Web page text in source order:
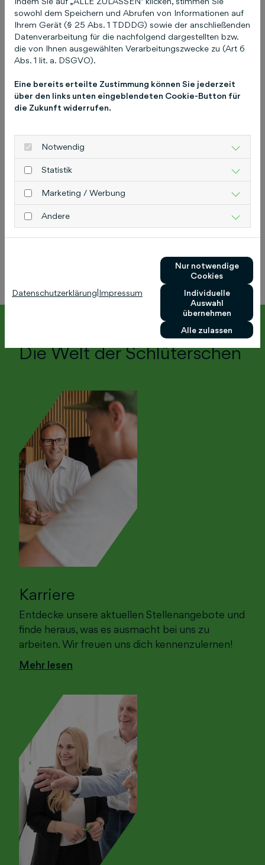
30173 Hannover
Telefon: 0511 8550-0
Telefax: 0511 8550-1100
Google Maps inaktiv
kann dieses Modul nicht geladen
werden.
Wenn Sie dieses Modul sehen möchten,
passen Sie bitte Ihre Cookie-
Einstellungen entsprechend an.
Cookie Einstellungen
Die Welt der Schlüterschen
Karriere
Entdecke unsere aktuellen Stellenangebote und
finde heraus, was es ausmacht bei uns zu
arbeiten. Wir freuen uns dich kennenzulernen!
Mehr lesen
sowohl dem Speichern und Abrufen von Informationen auf
Ihrem Gerät (§ 25 Abs. 1 TDDDG) sowie der anschließenden
Datenverarbeitung für die nachfolgend dargestellten bzw.
die von Ihnen ausgewählten Verarbeitungszwecke zu (Art 6
Abs. 1 lit. a. DSGVO).
Eine bereits erteilte Zustimmung können Sie jederzeit
über den links unten eingeblendeten Cookie-Button für
die Zukunft widerrufen.
Notwendig
Statistik
Marketing / Werbung
Andere
Datenschutzerklärung Impressum
Nur notwendige
Cookies
Individuelle
Auswahl
übernehmen
Alle zulassen